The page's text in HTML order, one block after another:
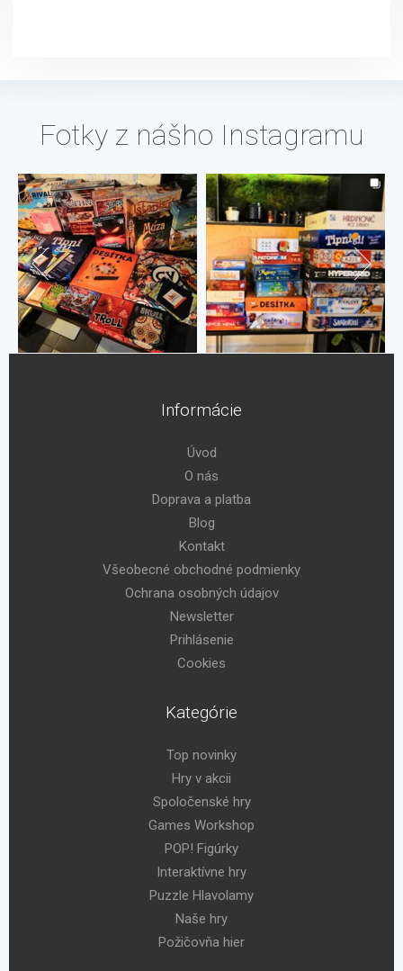
Fotky z nášho Instagramu
Informácie
Úvod
O nás
Doprava a platba
Blog
Kontakt
Všeobecné obchodné podmienky
Ochrana osobných údajov
Newsletter
Prihlásenie
Cookies
Kategórie
Top novinky
Hry v akcii
Spoločenské hry
Games Workshop
POP! Figúrky
Interaktívne hry
Puzzle Hlavolamy
Naše hry
Požičovňa hier